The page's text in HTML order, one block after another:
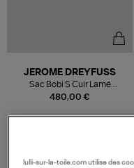
480,00 €
JEROME DREYFUSS
Sac Bobi S Cuir Lamé
Champagne
lulli-sur-la-toile.com utilise des